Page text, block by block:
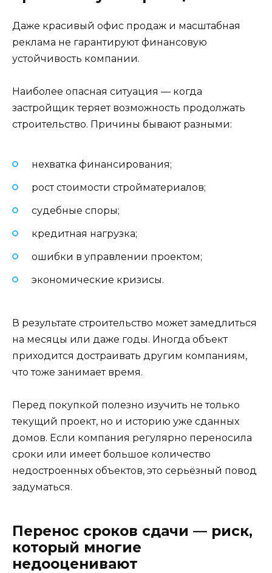
Даже красивый офис продаж и масштабная
реклама не гарантируют финансовую
устойчивость компании.
Наиболее опасная ситуация — когда
застройщик теряет возможность продолжать
строительство. Причины бывают разными:
нехватка финансирования;
рост стоимости стройматериалов;
судебные споры;
кредитная нагрузка;
ошибки в управлении проектом;
экономические кризисы.
В результате строительство может замедлиться
на месяцы или даже годы. Иногда объект
приходится достраивать другим компаниям,
что тоже занимает время.
Перед покупкой полезно изучить не только
текущий проект, но и историю уже сданных
домов. Если компания регулярно переносила
сроки или имеет большое количество
недостроенных объектов, это серьёзный повод
задуматься.
Перенос сроков сдачи — риск,
который многие
недооценивают